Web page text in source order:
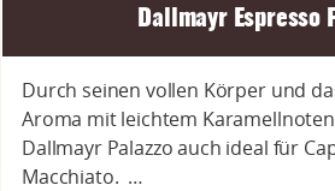
Dallmayr Espresso
Durch seinen vollen Körper und
Aroma mit leichtem
Dallmayr Palazzo auch ideal für
Macchiato. …